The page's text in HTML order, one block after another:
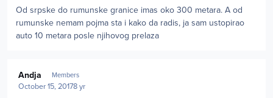
Od srpske do rumunske granice imas oko 300 metara. A od
rumunske nemam pojma sta i kako da radis, ja sam ustopirao
auto 10 metara posle njihovog prelaza
Andja Members
October 15, 20178 yr